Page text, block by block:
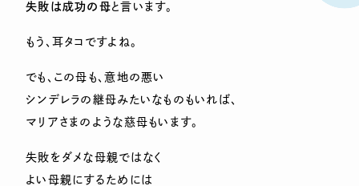
失敗は成功の母と言います。
もう、耳タコですよね。
でも、この母も、意地の悪い
シンデレラの継母みたいなものもいれば、
マリアさまのような慈母もいます。
失敗をダメな母親ではなく
よい母親にするためには